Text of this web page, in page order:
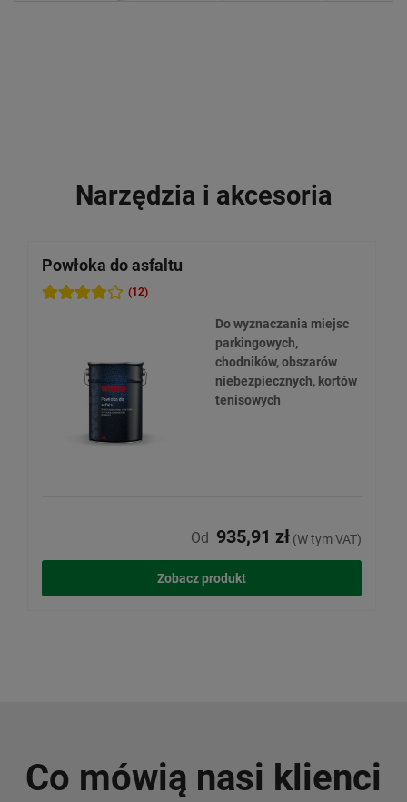
Narzędzia i akcesoria
Powłoka do asfaltu
(12)
Do wyznaczania miejsc
parkingowych,
chodników, obszarów
niebezpiecznych, kortów
tenisowych
Od 935,91 zł (W tym VAT)
Zobacz produkt
Co mówią nasi klienci